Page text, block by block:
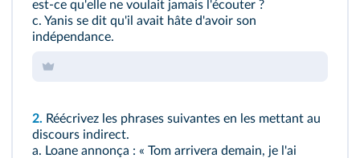
est-ce qu'elle ne voulait jamais l'écouter ?
c. Yanis se dit qu'il avait hâte d'avoir son
indépendance.
2. Réécrivez les phrases suivantes en les mettant au
discours indirect.
a. Loane annonça : « Tom arrivera demain, je l'ai